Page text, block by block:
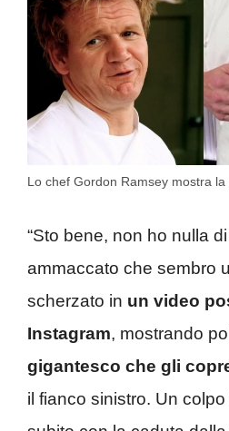
Lo chef Gordon Ramsey mostra
“Sto bene, non ho nulla
ammaccato che sembro
scherzato in un video
Instagram, mostrando
gigantesco che gli
il fianco sinistro. Un